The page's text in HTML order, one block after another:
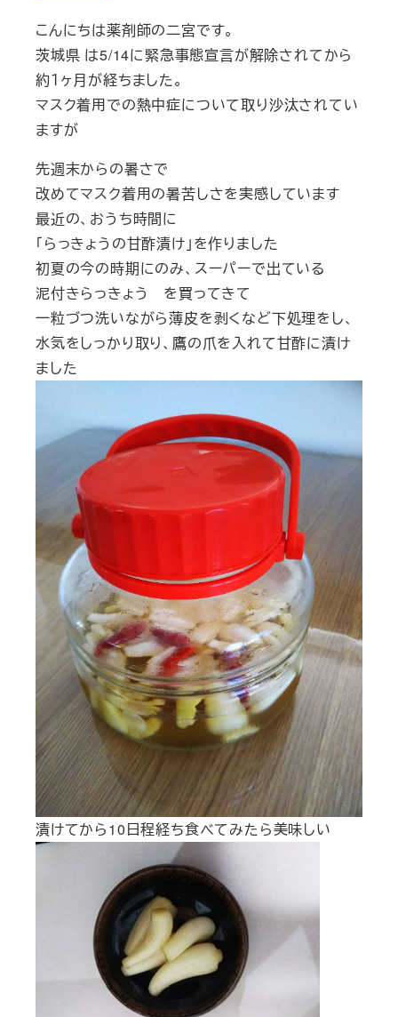
こんにちは薬剤師の二宮です。
茨城県 は5/14に緊急事態宣言が解除されてから
約１ヶ月が経ちました。
マスク着用での熱中症について取り沙汰されてい
ますが
先週末からの暑さで
改めてマスク着用の暑苦しさを実感しています
最近の、おうち時間に
「らっきょうの甘酢漬け」を作りました
初夏の今の時期にのみ、スーパーで出ている
泥付きらっきょう を買ってきて
一粒づつ洗いながら薄皮を剥くなど下処理をし、
水気をしっかり取り、鷹の爪を入れて甘酢に漬け
ました
漬けてから10日程経ち食べてみたら美味しい